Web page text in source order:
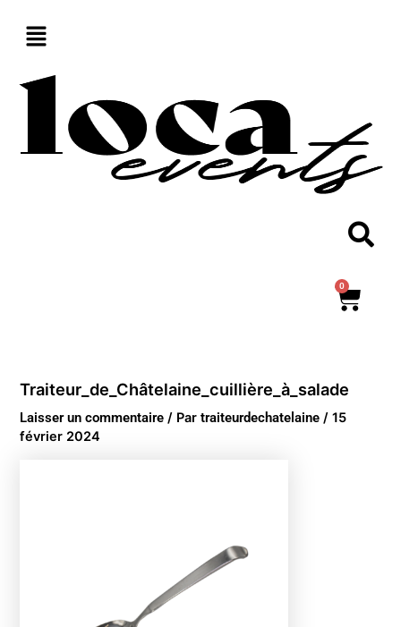
0
Traiteur_de_Châtelaine_cuillière_à_salade
Laisser un commentaire / Partraiteurdechatelaine/15
février 2024